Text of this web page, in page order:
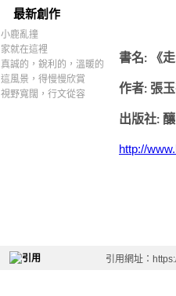
最新創作
小鹿亂撞
家就在這裡
真誠的，銳利的，溫暖的
這風景，得慢慢欣賞
視野寬闊，行文從容
書名:
《
作者: 張
出版社:
http://
引用網址：